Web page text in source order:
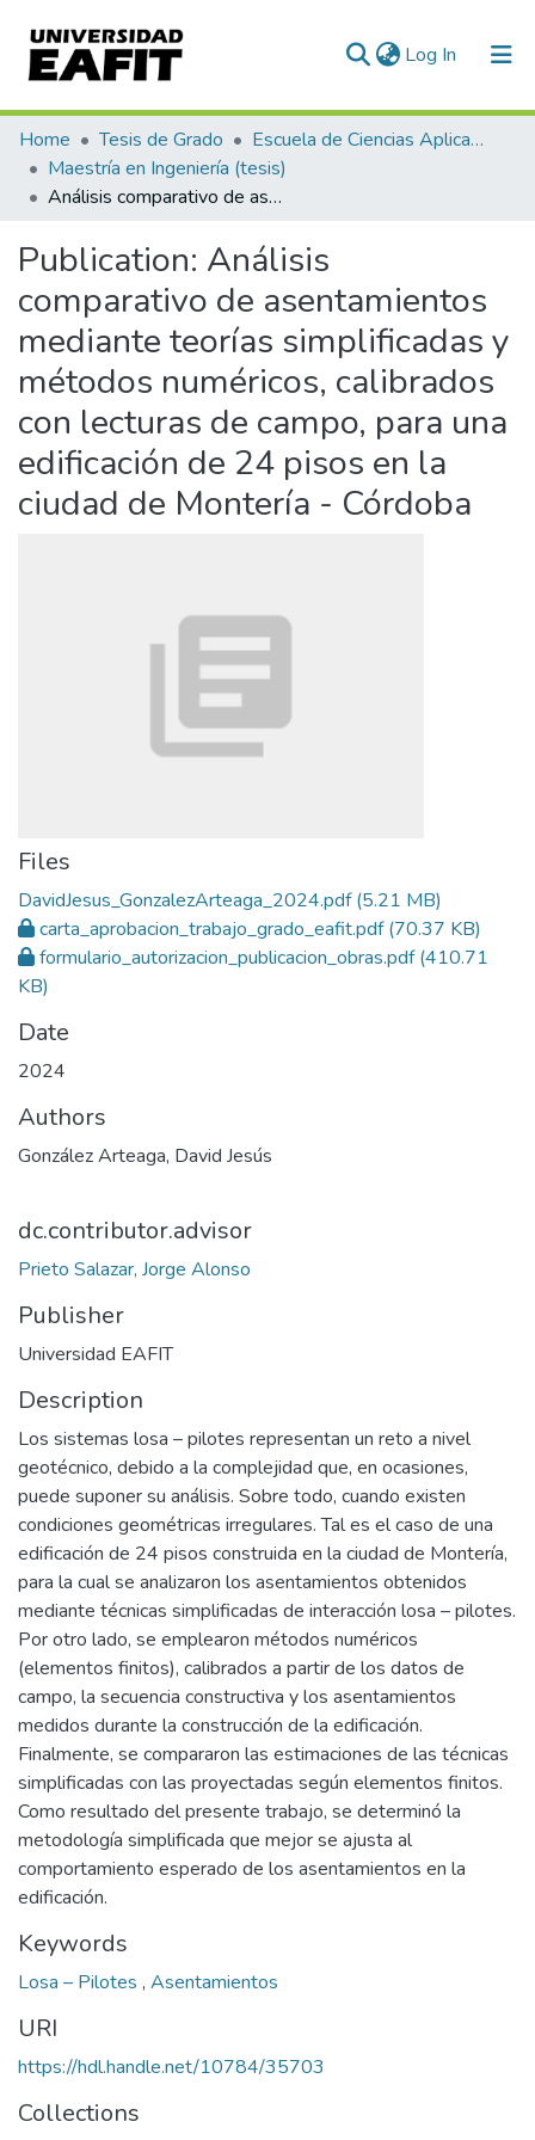
Log In (current)
Communities & Collections
All of DSpace
Home Tesis de Grado
Escuela de Ciencias Aplicadas e Ingeniería
Maestría en Ingeniería (tesis)
Análisis comparativo de asentamientos mediante teorías simplificadas y métodos numéricos, calibrados con lecturas de campo, para una edificación de 24 pisos en la ciudad de Montería - Córdoba
Publication: Análisis
comparativo de asentamientos
mediante teorías simplificadas y
métodos numéricos, calibrados
con lecturas de campo, para una
edificación de 24 pisos en la
ciudad de Montería - Córdoba
Files
DavidJesus_GonzalezArteaga_2024.pdf(5.21 MB)
carta_aprobacion_trabajo_grado_eafit.pdf(70.37 KB)
formulario_autorizacion_publicacion_obras.pdf(410.71
KB)
Date
2024
Authors
González Arteaga, David Jesús
dc.contributor.advisor
Prieto Salazar, Jorge Alonso
Publisher
Universidad EAFIT
Description
Los sistemas losa – pilotes representan un reto a nivel
geotécnico, debido a la complejidad que, en ocasiones,
puede suponer su análisis. Sobre todo, cuando existen
condiciones geométricas irregulares. Tal es el caso de una
edificación de 24 pisos construida en la ciudad de Montería,
para la cual se analizaron los asentamientos obtenidos
mediante técnicas simplificadas de interacción losa – pilotes.
Por otro lado, se emplearon métodos numéricos
(elementos finitos), calibrados a partir de los datos de
campo, la secuencia constructiva y los asentamientos
medidos durante la construcción de la edificación.
Finalmente, se compararon las estimaciones de las técnicas
simplificadas con las proyectadas según elementos finitos.
Como resultado del presente trabajo, se determinó la
metodología simplificada que mejor se ajusta al
comportamiento esperado de los asentamientos en la
edificación.
Keywords
Losa – Pilotes , Asentamientos
URI
https://hdl.handle.net/10784/35703
Collections